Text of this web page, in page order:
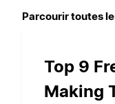
Parcourir toutes
Top 9
Making